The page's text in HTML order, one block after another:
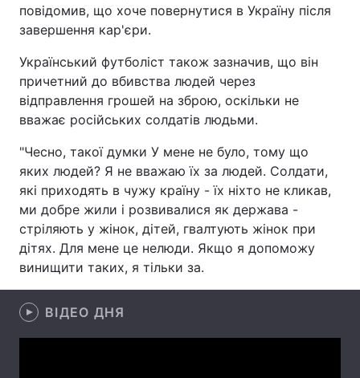
Економіка Світ
Спорт Наука
Техно і зв'язок Лайт
Зброя Інциденти
Здоров'я Туризм
Цікавинки Погода
Екологія Регіони
Лонгріди
Відео з Youtube
повідомив, що хоче повернутися в Україну після
завершення кар'єри.
Український футболіст також зазначив, що він
причетний до вбивства людей через
відправлення грошей на зброю, оскільки не
вважає російських солдатів людьми.
"Чесно, такої думки У мене не було, тому що
яких людей? Я не вважаю їх за людей. Солдати,
які приходять в чужу країну - їх ніхто не кликав,
ми добре жили і розвивалися як держава -
стріляють у жінок, дітей, гвалтують жінок при
дітях. Для мене це нелюди. Якщо я допоможу
винищити таких, я тільки за.
ВІДЕО ДНЯ